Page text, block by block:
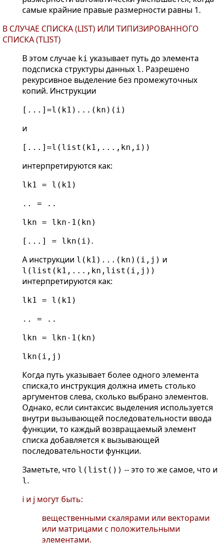
самые крайние правые размерности равны 1.
В СЛУЧАЕ СПИСКА (LIST) ИЛИ ТИПИЗИРОВАННОГО
СПИСКА (TLIST)
В этом случае ki указывает путь до элемента
подсписка структуры данных l. Разрешено
рекурсивное выделение без промежуточных
копий. Инструкции
[...]=l(k1)...(kn)(i)
и
[...]=l(list(k1,...,kn,i))
интерпретируются как:
lk1 = l(k1)
.. = ..
lkn = lkn-1(kn)
[...] = lkn(i) .
А инструкции l(k1)...(kn)(i,j) и
l(list(k1,...,kn,list(i,j))
интерпретируются как:
lk1 = l(k1)
.. = ..
lkn = lkn-1(kn)
lkn(i,j)
Когда путь указывает более одного элемента
списка,то инструкция должна иметь столько
аргументов слева, сколько выбрано элементов.
Однако, если синтаксис выделения используется
внутри вызывающей последовательности ввода
функции, то каждый возвращаемый элемент
списка добавляется к вызывающей
последовательности функции.
Заметьте, что l(list()) -- это то же самое, что и
l.
i и j могут быть:
вещественными скалярами или векторами
или матрицами с положительными
элементами.